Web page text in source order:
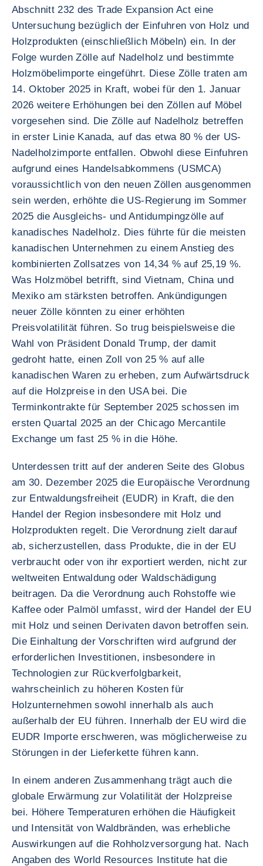
Abschnitt 232 des Trade Expansion Act eine
Untersuchung bezüglich der Einfuhren von Holz und
Holzprodukten (einschließlich Möbeln) ein. In der
Folge wurden Zölle auf Nadelholz und bestimmte
Holzmöbelimporte eingeführt. Diese Zölle traten am
14. Oktober 2025 in Kraft, wobei für den 1. Januar
2026 weitere Erhöhungen bei den Zöllen auf Möbel
vorgesehen sind. Die Zölle auf Nadelholz betreffen
in erster Linie Kanada, auf das etwa 80 % der US-
Nadelholzimporte entfallen. Obwohl diese Einfuhren
aufgrund eines Handelsabkommens (USMCA)
voraussichtlich von den neuen Zöllen ausgenommen
sein werden, erhöhte die US-Regierung im Sommer
2025 die Ausgleichs- und Antidumpingzölle auf
kanadisches Nadelholz. Dies führte für die meisten
kanadischen Unternehmen zu einem Anstieg des
kombinierten Zollsatzes von 14,34 % auf 25,19 %.
Was Holzmöbel betrifft, sind Vietnam, China und
Mexiko am stärksten betroffen. Ankündigungen
neuer Zölle könnten zu einer erhöhten
Preisvolatilität führen. So trug beispielsweise die
Wahl von Präsident Donald Trump, der damit
gedroht hatte, einen Zoll von 25 % auf alle
kanadischen Waren zu erheben, zum Aufwärtsdruck
auf die Holzpreise in den USA bei. Die
Terminkontrakte für September 2025 schossen im
ersten Quartal 2025 an der Chicago Mercantile
Exchange um fast 25 % in die Höhe.
Unterdessen tritt auf der anderen Seite des Globus
am 30. Dezember 2025 die Europäische Verordnung
zur Entwaldungsfreiheit (EUDR) in Kraft, die den
Handel der Region insbesondere mit Holz und
Holzprodukten regelt. Die Verordnung zielt darauf
ab, sicherzustellen, dass Produkte, die in der EU
verbraucht oder von ihr exportiert werden, nicht zur
weltweiten Entwaldung oder Waldschädigung
beitragen. Da die Verordnung auch Rohstoffe wie
Kaffee oder Palmöl umfasst, wird der Handel der EU
mit Holz und seinen Derivaten davon betroffen sein.
Die Einhaltung der Vorschriften wird aufgrund der
erforderlichen Investitionen, insbesondere in
Technologien zur Rückverfolgbarkeit,
wahrscheinlich zu höheren Kosten für
Holzunternehmen sowohl innerhalb als auch
außerhalb der EU führen. Innerhalb der EU wird die
EUDR Importe erschweren, was möglicherweise zu
Störungen in der Lieferkette führen kann.
In einem anderen Zusammenhang trägt auch die
globale Erwärmung zur Volatilität der Holzpreise
bei. Höhere Temperaturen erhöhen die Häufigkeit
und Intensität von Waldbränden, was erhebliche
Auswirkungen auf die Rohholzversorgung hat. Nach
Angaben des World Resources Institute hat die